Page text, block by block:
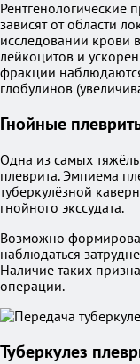
Рентгенологические
зависят от области
исследовании крови
лейкоцитов и
фракции
глобулинов
Гнойные
Одна из самых
плеврита. Эмпиема
туберкулёзной
гнойного экссудата.
Возможно
наблюдаться
Наличие таких
операции.
Туберкулез